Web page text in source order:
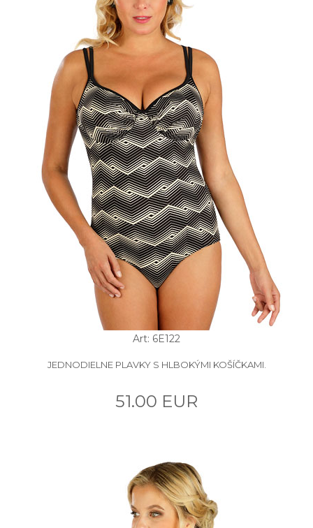
Art: 6E122
JEDNODIELNE PLAVKY S HLBOKÝMI KOŠÍČKAMI.
51.00 EUR